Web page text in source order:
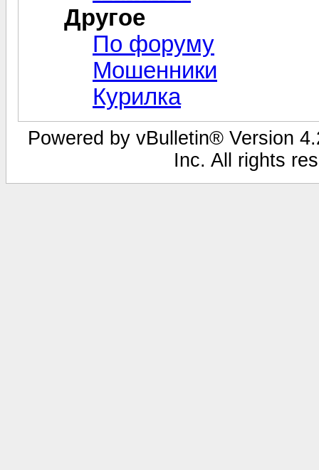
Другое
По форуму
Мошенники
Курилка
Powered by vBulletin® Version
Inc. All rights